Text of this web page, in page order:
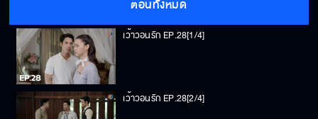
ตอนทั้งหมด
เว้าวอนรัก EP.28[1/4]
เว้าวอนรัก EP.28[2/4]